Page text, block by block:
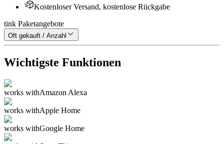
Kostenloser Versand, kostenlose Rückgabe
tink Paketangebote
Oft gekauft / Anzahl
Wichtigste Funktionen
works withAmazon Alexa
works withApple Home
works withGoogle Home